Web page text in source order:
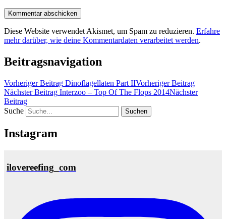
Diese Website verwendet Akismet, um Spam zu reduzieren. Erfahre
mehr darüber, wie deine Kommentardaten verarbeitet werden.
Beitragsnavigation
Vorheriger Beitrag Dinoflagellaten Part IIVorheriger Beitrag
Nächster Beitrag Interzoo – Top Of The Flops 2014Nächster
Beitrag
Suche
Instagram
ilovereefing_com